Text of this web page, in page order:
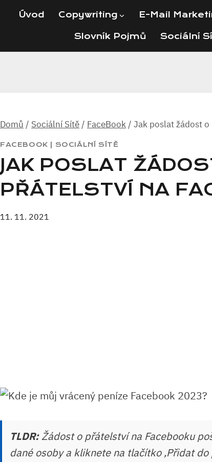
Úvod Copywriting E-Mail
Slovník Pojmů Sociální
Domů / Sociální Sítě / FaceBook / Jak poslat žádost
FACEBOOK SOCIÁLNÍ SÍTĚ
JAK POSLAT
PŘÁTELSTVÍ NA
11. 11. 2021
TLDR:Žádost o přátelství na Facebooku
dané osoby a kliknete na tlačítko ‚Přidat